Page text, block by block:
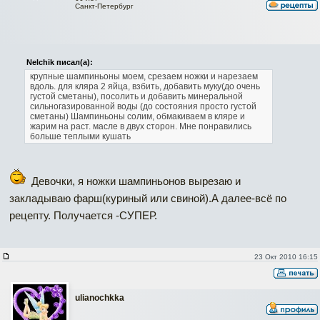
Санкт-Петербург
Nelchik писал(а):
крупные шампиньоны моем, срезаем ножки и нарезаем
вдоль. для кляра 2 яйца, взбить, добавить муку(до очень
густой сметаны), посолить и добавить минеральной
сильногазированной воды (до состояния просто густой
сметаны) Шампиньоны солим, обмакиваем в кляре и
жарим на раст. масле в двух сторон. Мне понравились
больше теплыми кушать
Девочки, я ножки шампиньонов вырезаю и
закладываю фарш(куриный или свиной).А далее-всё по
рецепту. Получается -СУПЕР.
23 Окт 2010 16:15
ulianochkka